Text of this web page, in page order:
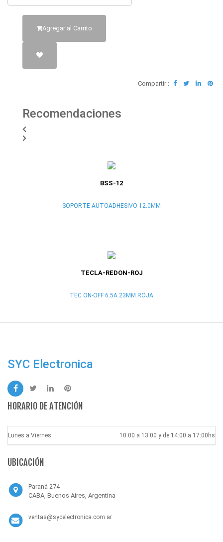
Agregar al Carrito
Compartir :
Recomendaciones
BSS-12
SOPORTE AUTOADHESIVO 12.0MM
TECLA-REDON-ROJ
TEC ON-OFF 6.5A 23MM ROJA
SYC Electronica
HORARIO DE ATENCIÓN
Lunes a Viernes: 10:00 a 13:00 y de 14:00 a 17:00hs
UBICACIÓN
Paraná 274
CABA, Buenos Aires, Argentina
ventas@sycelectronica.com.ar